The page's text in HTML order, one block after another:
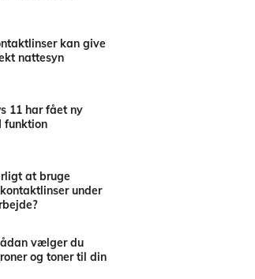
kan give
nattesyn
11 har fået ny
funktion
at bruge
under
vælger du
og toner til din